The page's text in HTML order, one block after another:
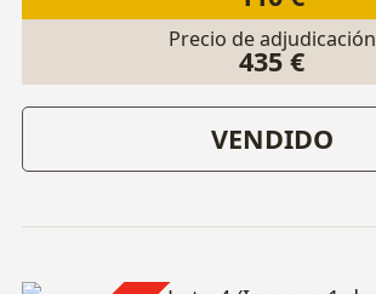
Precio de adjudicación
435 €
VENDIDO